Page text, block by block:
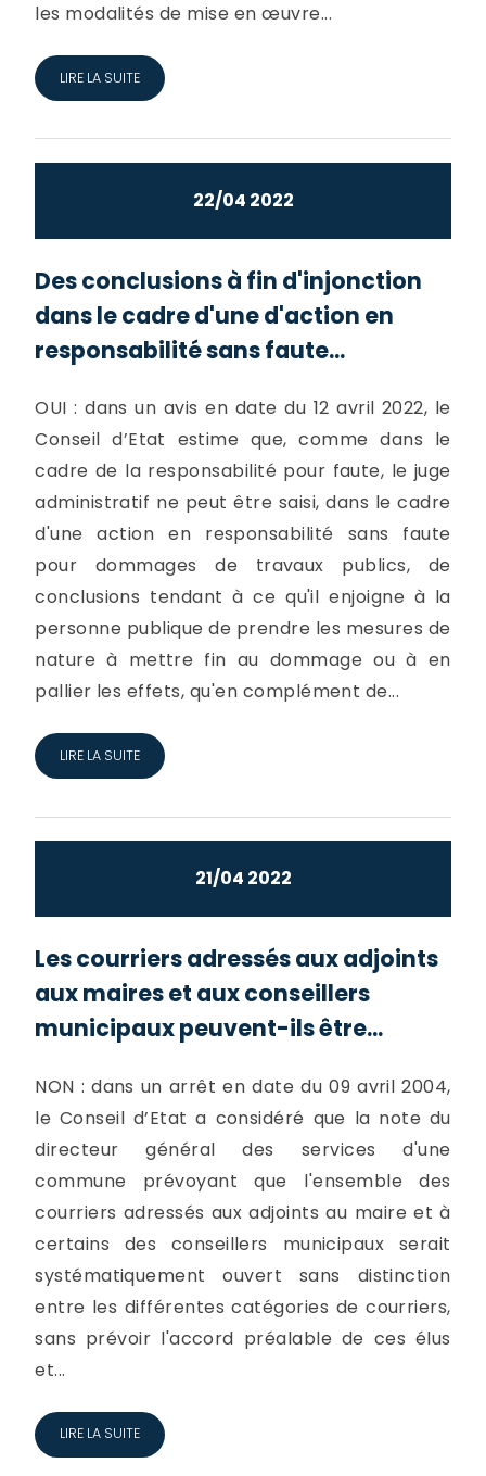
les modalités de mise en œuvre...
LIRE LA SUITE
22/04 2022
Des conclusions à fin d'injonction
dans le cadre d'une d'action en
responsabilité sans faute...
OUI : dans un avis en date du 12 avril 2022, le
Conseil d’Etat estime que, comme dans le
cadre de la responsabilité pour faute, le juge
administratif ne peut être saisi, dans le cadre
d'une action en responsabilité sans faute
pour dommages de travaux publics, de
conclusions tendant à ce qu'il enjoigne à la
personne publique de prendre les mesures de
nature à mettre fin au dommage ou à en
pallier les effets, qu'en complément de...
LIRE LA SUITE
21/04 2022
Les courriers adressés aux adjoints
aux maires et aux conseillers
municipaux peuvent-ils être...
NON : dans un arrêt en date du 09 avril 2004,
le Conseil d’Etat a considéré que la note du
directeur général des services d'une
commune prévoyant que l'ensemble des
courriers adressés aux adjoints au maire et à
certains des conseillers municipaux serait
systématiquement ouvert sans distinction
entre les différentes catégories de courriers,
sans prévoir l'accord préalable de ces élus
et...
LIRE LA SUITE